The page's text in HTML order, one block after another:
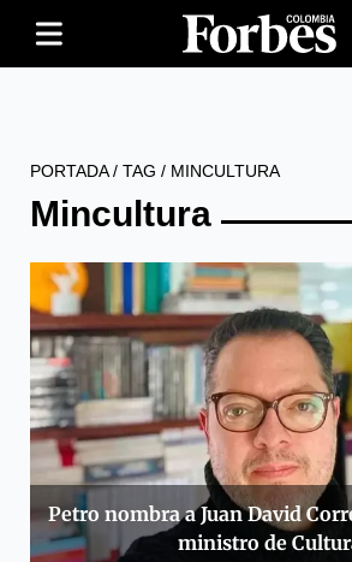
PORTADA/ TAG / MINCULTURA
Mincultura
Petro nombra a Juan David
ministro de